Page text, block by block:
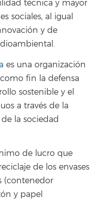
técnica y mayor
sociales, al igual
y de
es una organización
fin la defensa
sostenible y el
a través de la
la sociedad
de lucro que
de los envases
(contenedor
y papel